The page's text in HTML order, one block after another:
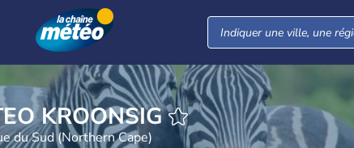
METEO KROONSIG
du Sud (Northern Cape)